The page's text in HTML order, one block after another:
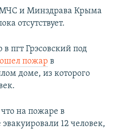
и Минздрава Крыма
отсутствует.
пгт Грэсовский под
пожар в
доме, из которого
что на пожаре в
12 человек,